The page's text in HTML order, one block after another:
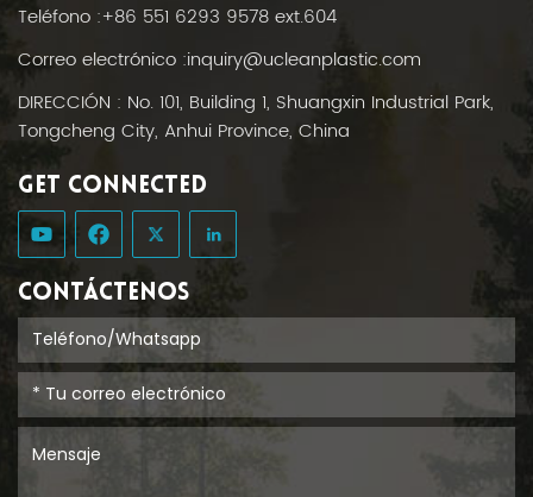
Teléfono :+86 551 6293 9578 ext.604
Correo electrónico :inquiry@ucleanplastic.com
DIRECCIÓN : No. 101, Building 1, Shuangxin Industrial Park,
Tongcheng City, Anhui Province, China
GET CONNECTED
CONTÁCTENOS